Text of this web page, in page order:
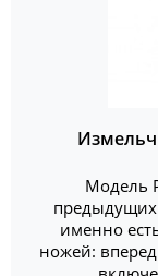
Модель
предыдущих
именно
ножей: